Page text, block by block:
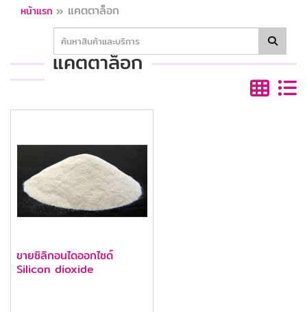
หน้าแรก » แคตตาล็อก
แคตตาล็อก
ขายซิลิกอนไดออกไซด์
Silicon dioxide